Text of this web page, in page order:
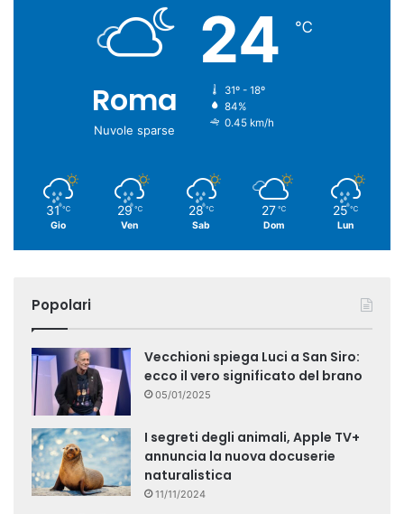
Roma
Nuvole sparse
24 ℃
31º - 18º
84%
0.45 km/h
31 ℃
Gio
29 ℃
Ven
28 ℃
Sab
27 ℃
Dom
25 ℃
Lun
Popolari
Vecchioni spiega Luci a San Siro:
ecco il vero significato del brano
05/01/2025
I segreti degli animali, Apple TV+
annuncia la nuova docuserie
naturalistica
11/11/2024